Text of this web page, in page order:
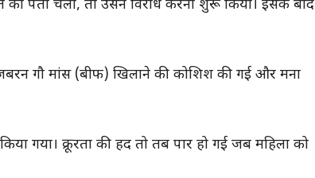
पता चला, तो उसने विरोध करना शुरू किया। इसके बाद
गौ मांस (बीफ) खिलाने की कोशिश की गई और मना
गया। क्रूरता की हद तो तब पार हो गई जब महिला को